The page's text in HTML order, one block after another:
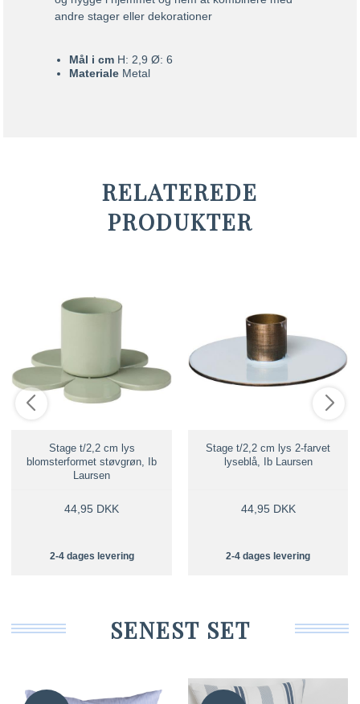
andre stager eller dekorationer
Mål i cm H: 2,9 Ø: 6
Materiale Metal
RELATEREDE
PRODUKTER
Stage t/2,2 cm lys
blomsterformet støvgrøn, Ib
Laursen
44,95 DKK
2-4 dages levering
Stage t/2,2 cm lys 2-farvet
lyseblå, Ib Laursen
44,95 DKK
2-4 dages levering
SENEST SET